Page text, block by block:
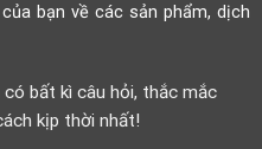
bạn về các sản phẩm, dịch
có bất kì câu hỏi, thắc mắc
kịp thời nhất!